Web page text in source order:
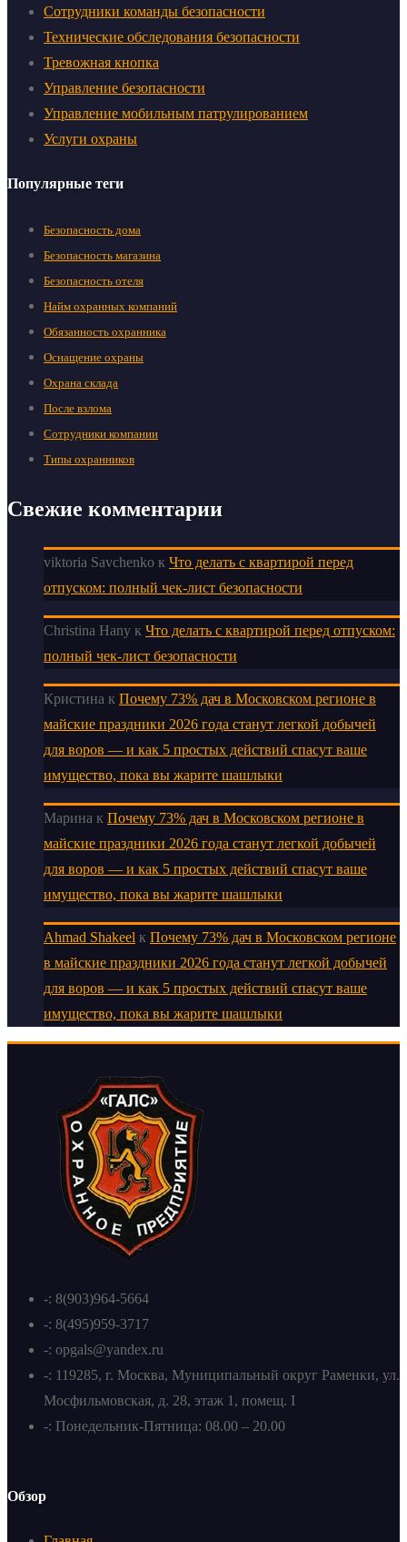
Сотрудники команды безопасности
Технические обследования безопасности
Тревожная кнопка
Управление безопасности
Управление мобильным патрулированием
Услуги охраны
Популярные теги
Безопасность дома
Безопасность магазина
Безопасность отеля
Найм охранных компаний
Обязанность охранника
Оснащение охраны
Охрана склада
После взлома
Сотрудники компании
Типы охранников
Свежие комментарии
viktoria Savchenko к Что делать с квартирой перед
отпуском: полный чек-лист безопасности
Christina Hany к Что делать с квартирой перед отпуском:
полный чек-лист безопасности
Кристина к Почему 73% дач в Московском регионе в
майские праздники 2026 года станут легкой добычей
для воров — и как 5 простых действий спасут ваше
имущество, пока вы жарите шашлыки
Марина к Почему 73% дач в Московском регионе в
майские праздники 2026 года станут легкой добычей
для воров — и как 5 простых действий спасут ваше
имущество, пока вы жарите шашлыки
Ahmad Shakeel к Почему 73% дач в Московском регионе
в майские праздники 2026 года станут легкой добычей
для воров — и как 5 простых действий спасут ваше
имущество, пока вы жарите шашлыки
-: 8(903)964-5664
-: 8(495)959-3717
-: opgals@yandex.ru
-: 119285, г. Москва, Муниципальный округ Раменки, ул.
Мосфильмовская, д. 28, этаж 1, помещ. I
-: Понедельник-Пятница: 08.00 – 20.00
Обзор